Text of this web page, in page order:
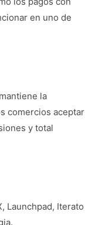
en uno de
la
comercios aceptar
y total
Launchpad, Iterato